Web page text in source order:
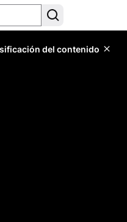
del contenido